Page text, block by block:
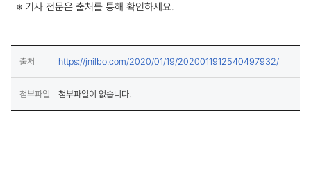
※ 기사 전문은 출처를 통해 확인하세요.
출처 https://jnilbo.com/2020/01/19/2020011912540497932/(새창열
첨부파일 첨부파일이 없습니다.